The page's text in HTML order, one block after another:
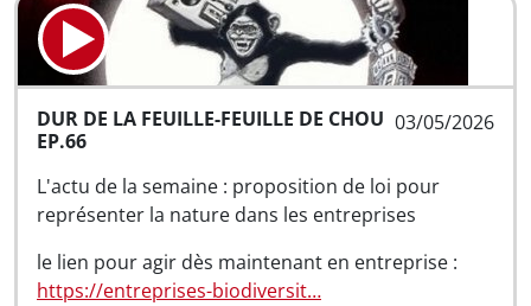
03/05/2026
DUR DE LA FEUILLE-FEUILLE DE CHOU
EP.66
L'actu de la semaine : proposition de loi pour
représenter la nature dans les entreprises
le lien pour agir dès maintenant en entreprise :
https://entreprises-biodiversit…